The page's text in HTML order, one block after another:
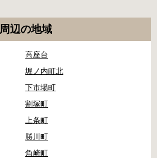
周辺の地域
高座台
堀ノ内町北
下市場町
割塚町
上条町
勝川町
角崎町